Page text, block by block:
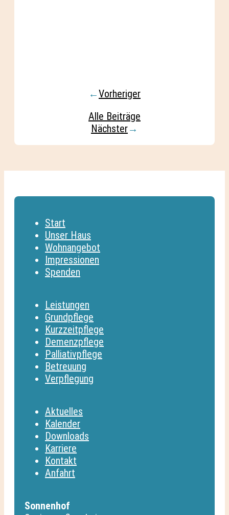
←Vorheriger
Alle Beiträge
Nächster→
Start
Unser Haus
Wohnangebot
Impressionen
Spenden
Leistungen
Grundpflege
Kurzzeitpflege
Demenzpflege
Palliativpflege
Betreuung
Verpflegung
Aktuelles
Kalender
Downloads
Karriere
Kontakt
Anfahrt
Sonnenhof